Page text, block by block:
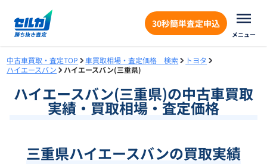
30秒簡単査定申込
メニュー
中古車買取・査定TOP 車買取相場・査定価格 検索
トヨタ
ハイエースバン
ハイエースバン(三重県)
ハイエースバン(三重県)の中古車買取
実績・買取相場・査定価格
三重県ハイエースバンの買取実績